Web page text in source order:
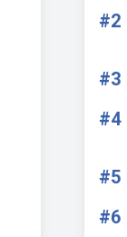
#2
#3
#4
#5
#6